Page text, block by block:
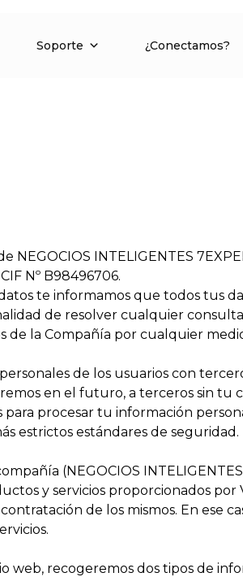
Soporte ¿Conectamos?
INTELIGENTES
Nº B98496706.
te informamos que todos tus
de resolver cualquier
de la Compañía por cualquier
de los usuarios con
en el futuro, a terceros sin tu
procesar tu información
estrictos estándares de seguridad.
(NEGOCIOS INTELIGENTES
y servicios proporcionados por
de los mismos. En ese
recogeremos dos tipos de